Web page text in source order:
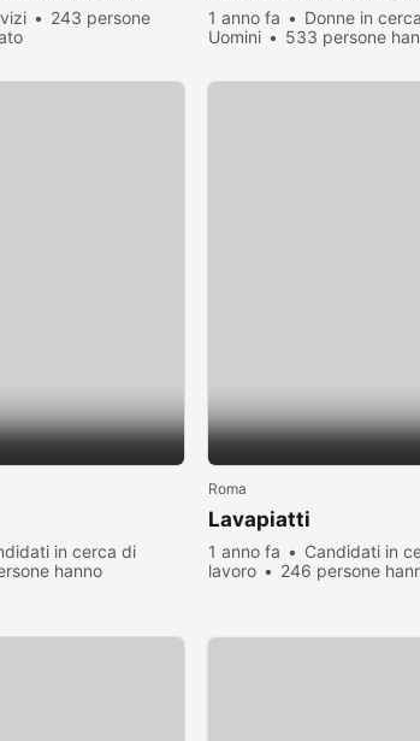
243 persone
1 anno fa
Donne in
Uomini
533 persone
in cerca di
hanno
Roma
Lavapiatti
1 anno fa
Candidati in
lavoro
246 persone